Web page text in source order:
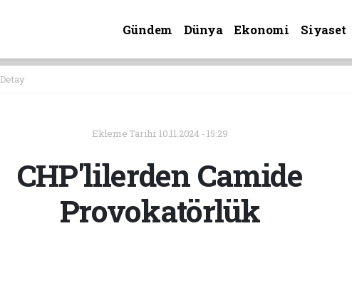
Gündem Dünya Ekonomi Siyaset
Detay
Ekleme Tarihi: 10.11.2024 - 15:29
CHP'lilerden Camide
Provokatörlük